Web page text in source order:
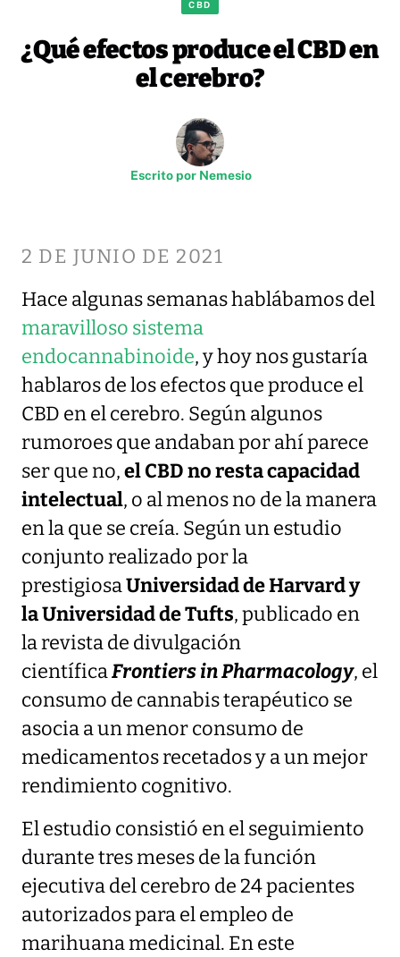
CBD
¿Qué efectos produce el CBD en
el cerebro?
Escrito por Nemesio
2 DE JUNIO DE 2021
Hace algunas semanas hablábamos del
maravilloso sistema
endocannabinoide, y hoy nos gustaría
hablaros de los efectos que produce el
CBD en el cerebro. Según algunos
rumoroes que andaban por ahí parece
ser que no,el CBD no resta capacidad
intelectual, o al menos no de la manera
en la que se creía. Según un estudio
conjunto realizado por la
prestigiosaUniversidad de Harvard y
la Universidad de Tufts, publicado en
la revista de divulgación
científicaFrontiers in Pharmacology, el
consumo de cannabis terapéutico se
asocia a un menor consumo de
medicamentos recetados y a un mejor
rendimiento cognitivo.
El estudio consistió en el seguimiento
durante tres meses de la función
ejecutiva del cerebro de 24 pacientes
autorizados para el empleo de
marihuana medicinal. En este